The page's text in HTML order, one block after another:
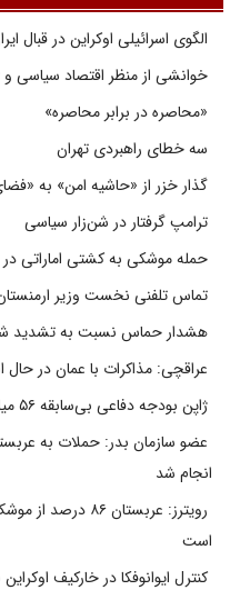
الگوی اسرائیلی اوکراین در قبال
خوانشی از منظر اقتصاد سیاسی و
«محاصره در برابر محاصره»
سه خطای راهبردی تهران
گذار خزر از «حاشیه امن» به
ترامپ گرفتار در شن‌زار سیاسی
حمله موشکی به کشتی اماراتی در
تماس تلفنی نخست وزیر
هشدار حماس نسبت به تشدید
عراقچی: مذاکرات با عمان در
ژاپن بودجه دفاعی بی‌سابقه ۵۶ میلیارد دلاری را در نظر دارد
عضو سازمان بدر: حملات به
انجام شد
رویترز: عربستان
است
کنترل ایوانوفکا در خارکیف